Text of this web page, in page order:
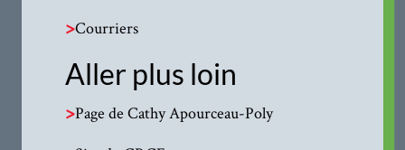
>Courriers
Aller plus loin
>Page de Cathy Apourceau-Poly